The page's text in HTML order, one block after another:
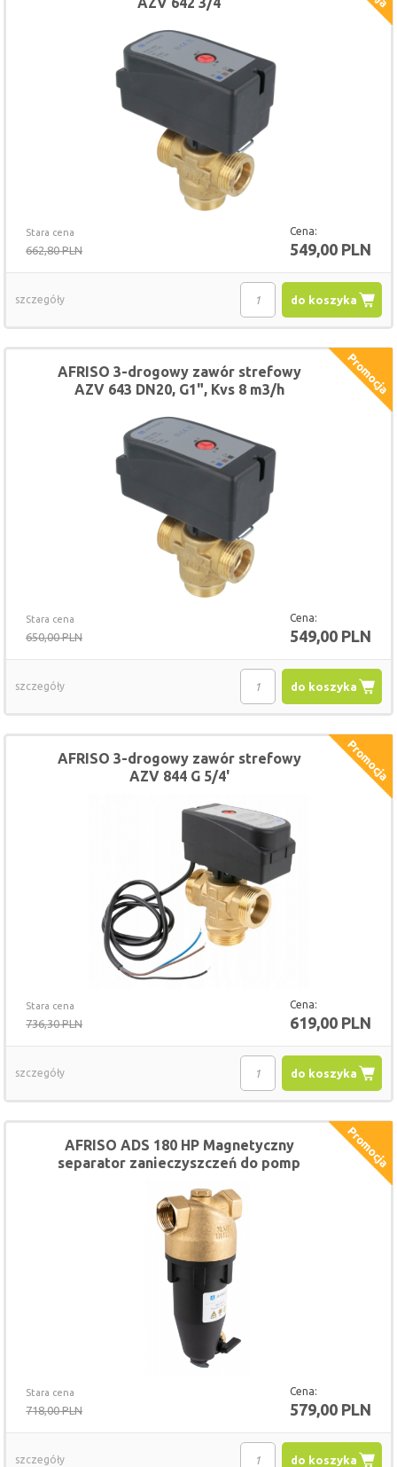
Stara cena
662,80 PLN
Cena:
549,00 PLN
do koszyka
szczegóły
Stara cena
650,00 PLN
Cena:
549,00 PLN
AFRISO 3-drogowy zawór strefowy
AZV 643 DN20, G1", Kvs 8 m3/h
do koszyka
szczegóły
Stara cena
736,30 PLN
Cena:
619,00 PLN
AFRISO 3-drogowy zawór strefowy
AZV 844 G 5/4'
do koszyka
szczegóły
Stara cena
718,00 PLN
Cena:
579,00 PLN
AFRISO ADS 180 HP Magnetyczny
separator zanieczyszczeń do pomp
do koszyka
szczegóły